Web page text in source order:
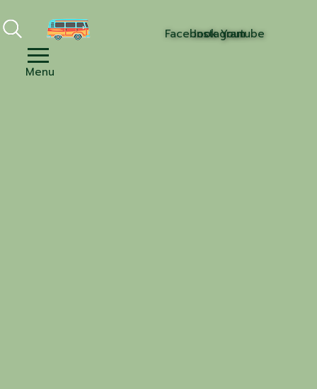
FacebookInstagram
Youtube
Menu